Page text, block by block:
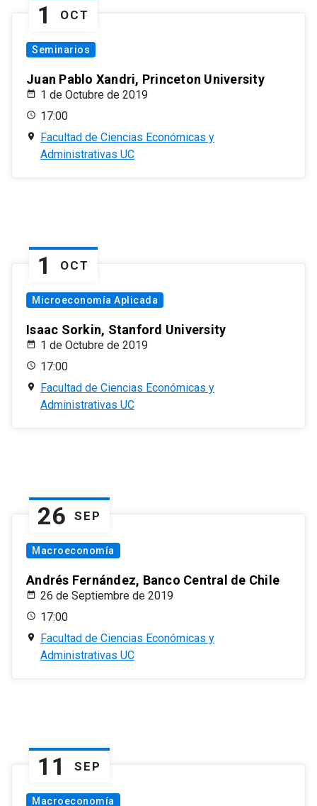
1 OCT
Seminarios
Juan Pablo Xandri, Princeton University
1 de Octubre de 2019
17:00
Facultad de Ciencias Económicas y
Administrativas UC
1 OCT
Microeconomía Aplicada
Isaac Sorkin, Stanford University
1 de Octubre de 2019
17:00
Facultad de Ciencias Económicas y
Administrativas UC
26 SEP
Macroeconomía
Andrés Fernández, Banco Central de Chile
26 de Septiembre de 2019
17:00
Facultad de Ciencias Económicas y
Administrativas UC
11 SEP
Macroeconomía